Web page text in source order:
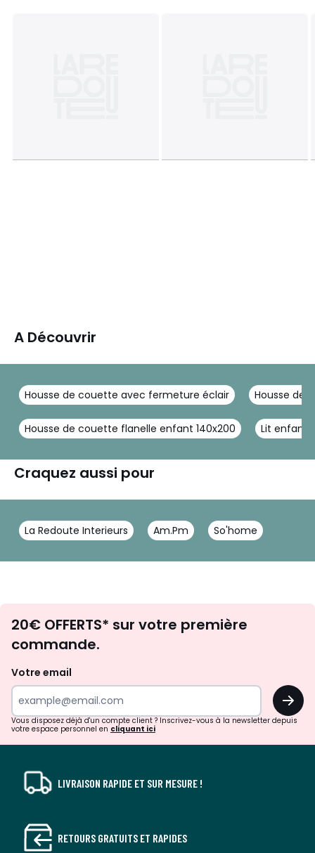
A Découvrir
Housse de couette avec fermeture éclair Housse de
Housse de couette flanelle enfant 140x200 Lit enfant
Craquez aussi pour
La Redoute Interieurs Am.Pm So'home
d'inspirations
surprises?
20€ OFFERTS* sur votre première
commande.
Votre email
OK
Vous disposez déjà d'un compte client ? Inscrivez-vous à la newsletter depuis
votre espace personnel en cliquant ici
LIVRAISON RAPIDE ET SUR MESURE !
RETOURS GRATUITS ET RAPIDES